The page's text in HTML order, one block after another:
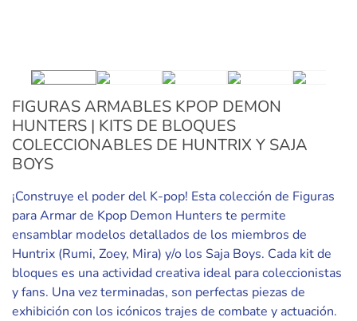
FIGURAS ARMABLES KPOP DEMON
HUNTERS | KITS DE BLOQUES
COLECCIONABLES DE HUNTRIX Y SAJA
BOYS
¡Construye el poder del K-pop! Esta colección de Figuras
para Armar de Kpop Demon Hunters te permite
ensamblar modelos detallados de los miembros de
Huntrix (Rumi, Zoey, Mira) y/o los Saja Boys. Cada kit de
bloques es una actividad creativa ideal para coleccionistas
y fans. Una vez terminadas, son perfectas piezas de
exhibición con los icónicos trajes de combate y actuación.